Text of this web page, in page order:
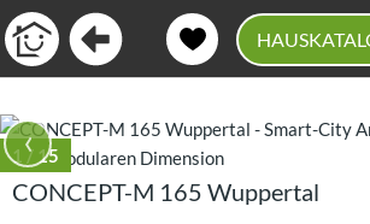
1 / 15
‹
CONCEPT-M 165 Wuppertal